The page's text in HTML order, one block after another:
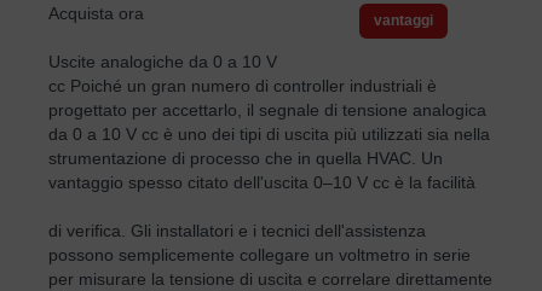
vantaggi
Acquista ora
Uscite analogiche da 0 a 10 V
cc Poiché un gran numero di controller industriali è
progettato per accettarlo, il segnale di tensione analogica
da 0 a 10 V cc è uno dei tipi di uscita più utilizzati sia nella
strumentazione di processo che in quella HVAC. Un
vantaggio spesso citato dell'uscita 0–10 V cc è la facilità
di verifica. Gli installatori e i tecnici dell'assistenza
possono semplicemente collegare un voltmetro in serie
per misurare la tensione di uscita e correlare direttamente